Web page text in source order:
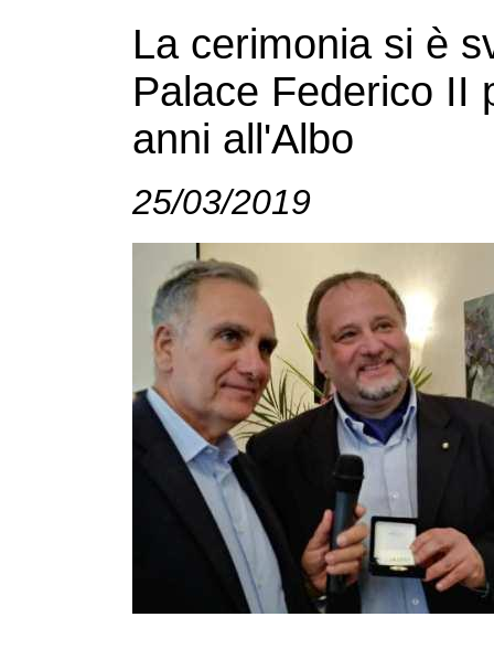
La cerimonia si è
Palace Federico II
anni all'Albo
25/03/2019